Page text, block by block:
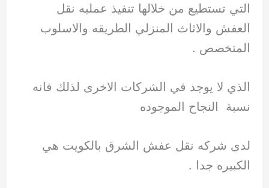
التي تستطيع من خلالها تنفيذ عمليه نقل
العفش والاثاث المنزلي الطريقه والاسلوب
المتخصص .
الذي لا يوجد في الشركات الاخرى لذلك فانه
نسبة النجاح الموجوده
لدى شركه نقل عفش الشرق بالكويت هي
الكبيره جدا .